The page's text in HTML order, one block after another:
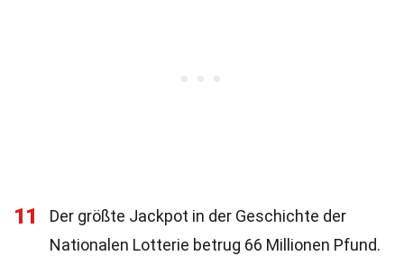
11
Der größte Jackpot in der Geschichte der
Nationalen Lotterie betrug 66 Millionen Pfund.